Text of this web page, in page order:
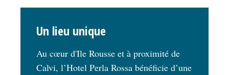
Un lieu unique
Au cœur d'Ile Rousse et à proximité de
Calvi, l’Hotel Perla Rossa bénéficie d’une